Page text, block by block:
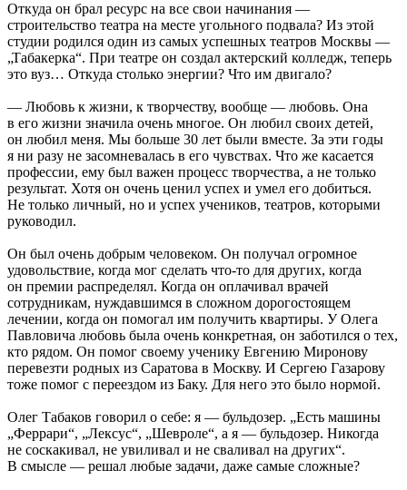
Откуда он брал ресурс на все свои начинания —
строительство театра на месте угольного подвала? Из этой
студии родился один из самых успешных театров Москвы —
„Табакерка“. При театре он создал актерский колледж, теперь
это вуз… Откуда столько энергии? Что им двигало?
— Любовь к жизни, к творчеству, вообще — любовь. Она
в его жизни значила очень многое. Он любил своих детей,
он любил меня. Мы больше 30 лет были вместе. За эти годы
я ни разу не засомневалась в его чувствах. Что же касается
профессии, ему был важен процесс творчества, а не только
результат. Хотя он очень ценил успех и умел его добиться.
Не только личный, но и успех учеников, театров, которыми
руководил.
Он был очень добрым человеком. Он получал огромное
удовольствие, когда мог сделать что-то для других, когда
он премии распределял. Когда он оплачивал врачей
сотрудникам, нуждавшимся в сложном дорогостоящем
лечении, когда он помогал им получить квартиры. У Олега
Павловича любовь была очень конкретная, он заботился о тех,
кто рядом. Он помог своему ученику Евгению Миронову
перевезти родных из Саратова в Москву. И Сергею Газарову
тоже помог с переездом из Баку. Для него это было нормой.
Олег Табаков говорил о себе: я — бульдозер. „Есть машины
„Феррари“, „Лексус“, „Шевроле“, а я — бульдозер. Никогда
не соскакивал, не увиливал и не сваливал на других“.
В смысле — решал любые задачи, даже самые сложные?